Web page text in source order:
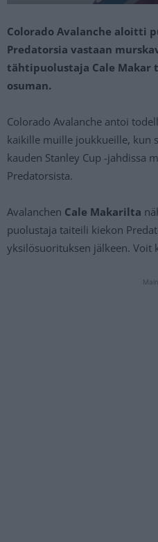
Colorado Avalanche aloitti
Predatorsia vastaan
tähtipuolustaja Cale Makar
osuman.
Colorado Avalanche antoi
kaikille muille joukkueille, kun
kauden Stanley Cup -jahdissa
Predatorsista.
Avalanchen Cale Makarilta
puolustaja taiteili kiekon
yksilösuorituksen jälkeen. Voit